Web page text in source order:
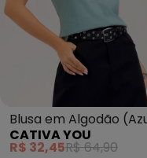
Blusa em Algodão (Azul
Claro)
CATIVA YOU
R$ 32,45R$ 64,90